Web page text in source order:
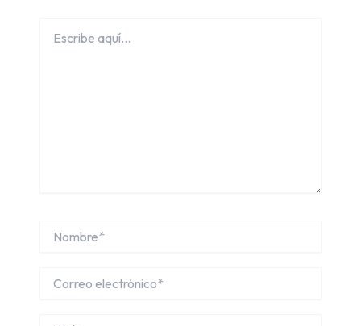
aquí...
electrónico*